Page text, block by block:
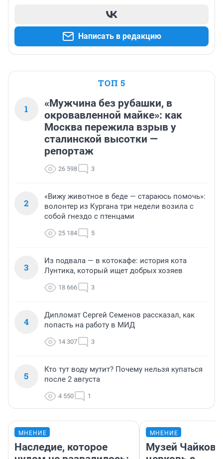
Написать в редакцию
ТОП 5
1
«Мужчина без рубашки, в
окровавленной майке»: как
Москва пережила взрыв у
сталинской высотки —
репортаж
26 598 3
2
«Вижу животное в беде — стараюсь помочь»:
волонтер из Кургана три недели возила с
собой гнездо с птенцами
25 184 5
3
Из подвала — в котокафе: история кота
Лунтика, который ищет добрых хозяев
18 666 3
4
Дипломат Сергей Семенов рассказал, как
попасть на работу в МИД
14 307 3
5
Кто тут воду мутит? Почему нельзя купаться
после 2 августа
4 550 1
МНЕНИЕ
Наследие, которое
МНЕНИЕ
Музей